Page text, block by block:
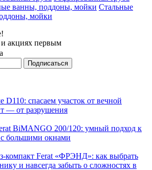
Стальные
мойки
и акциях первым
D110: спасаем участок от вечной
— от разрушения
BiMANGO 200/120: умный подход к
большими окнами
компакт Ferat «ФРЭНД»: как выбрать
и навсегда забыть о сложностях в